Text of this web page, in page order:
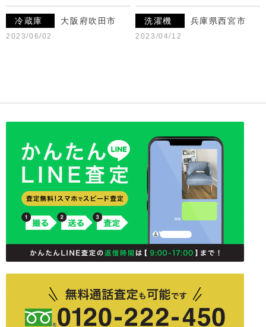
冷蔵庫 大阪府吹田市
2023/06/02
洗濯機 兵庫県西宮市
2023/04/12